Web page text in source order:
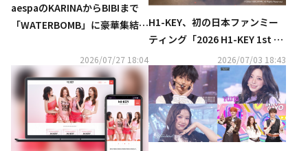
aespaのKARINAからBIBIまで
「WATERBOMB」に豪華集結！
ンスが話題…過激すぎると賛否
の声も
2026/07/27 18:04
H1-KEY、初の日本ファンミー
ティング「2026 H1-KEY 1st FA
NMEETING in Japan : THE FIR
ST KEY」を開催
2026/07/03 18:43